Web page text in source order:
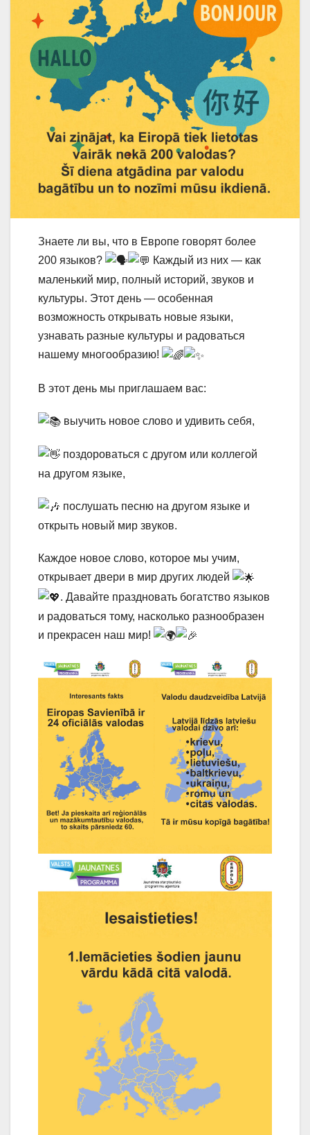
Знаете ли вы, что в Европе говорят более
200 языков?
Каждый из них — как
маленький мир, полный историй, звуков и
культуры. Этот день — особенная
возможность открывать новые языки,
узнавать разные культуры и радоваться
нашему многообразию!
В этот день мы приглашаем вас:
выучить новое слово и удивить себя,
поздороваться с другом или коллегой
на другом языке,
послушать песню на другом языке и
открыть новый мир звуков.
Каждое новое слово, которое мы учим,
открывает двери в мир других людей
. Давайте праздновать богатство языков
и радоваться тому, насколько разнообразен
и прекрасен наш мир!